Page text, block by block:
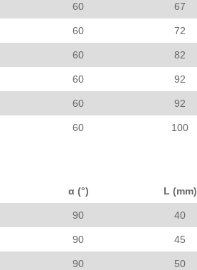
60 67
60 72
60 82
60 92
60 92
60 100
α (°) L (mm)
90 40
90 45
90 50